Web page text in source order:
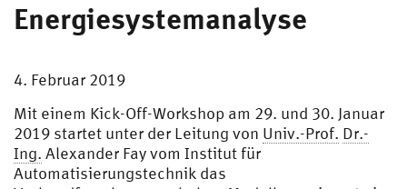
Energiesystemanalyse
4. Februar 2019
Mit einem Kick-Off-Workshop am 29. und 30. Januar
2019 startet unter der Leitung von Univ.-Prof. Dr.-
Ing. Alexander Fay vom Institut für
Automatisierungstechnik das